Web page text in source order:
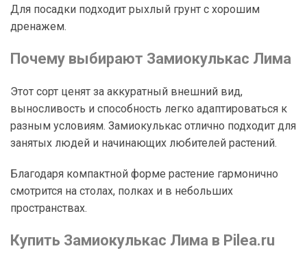
Для посадки подходит рыхлый грунт с хорошим
дренажем.
Почему выбирают Замиокулькас Лима
Этот сорт ценят за аккуратный внешний вид,
выносливость и способность легко адаптироваться к
разным условиям. Замиокулькас отлично подходит для
занятых людей и начинающих любителей растений.
Благодаря компактной форме растение гармонично
смотрится на столах, полках и в небольших
пространствах.
Купить Замиокулькас Лима в Pilea.ru